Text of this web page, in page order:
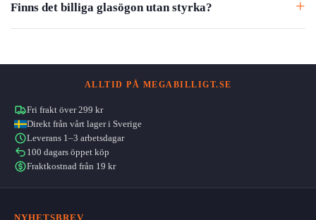
Finns det billiga glasögon utan styrka?
ALLTID PÅ MEGABILLIGT.SE
Fri frakt över 299 kr
Direkt från vårt lager i Sverige
Leverans 1–3 arbetsdagar
100 dagars öppet köp
Fraktkostnad från 19 kr
NYHETSBREV